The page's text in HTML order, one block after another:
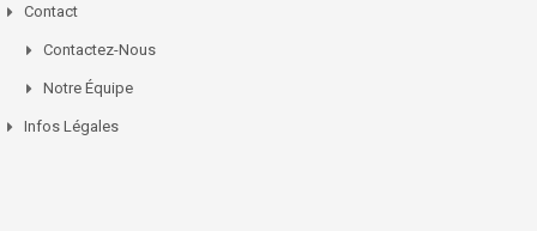
Contact
Contactez-Nous
Notre Équipe
Infos Légales